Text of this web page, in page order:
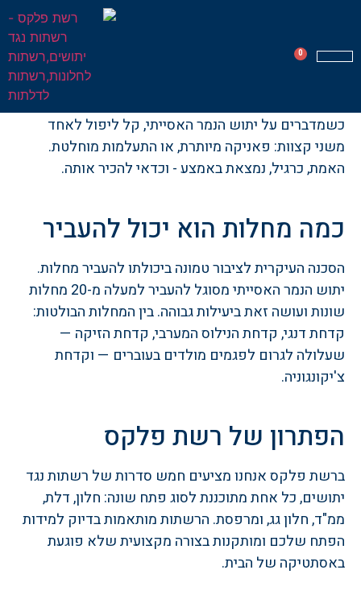
0
יתוש הנמר האסייתי ומחלות
כשמדברים על יתוש הנמר האסייתי, קל ליפול לאחד
משני קצוות: פאניקה מיותרת, או התעלמות מוחלטת.
האמת, כרגיל, נמצאת באמצע - וכדאי להכיר אותה.
כמה מחלות הוא יכול להעביר
הסכנה העיקרית לציבור טמונה ביכולתו להעביר מחלות.
יתוש הנמר האסייתי מסוגל להעביר למעלה מ-20 מחלות
שונות ועושה זאת ביעילות גבוהה. בין המחלות הבולטות:
קדחת דנגי, קדחת הנילוס המערבי, קדחת הזיקה —
שעלולה לגרום לפגמים מולדים בעוברים — וקדחת
צ'יקונגוניה.
הפתרון של רשת פלקס
ברשת פלקס אנחנו מציעים חמש סדרות של רשתות נגד
יתושים, כל אחת מתוכננת לסוג פתח שונה: חלון, דלת,
ממ"ד, חלון גג, ומרפסת. הרשתות מותאמות בדיוק למידות
הפתח שלכם ומותקנות בצורה מקצועית שלא פוגעת
באסתטיקה של הבית.